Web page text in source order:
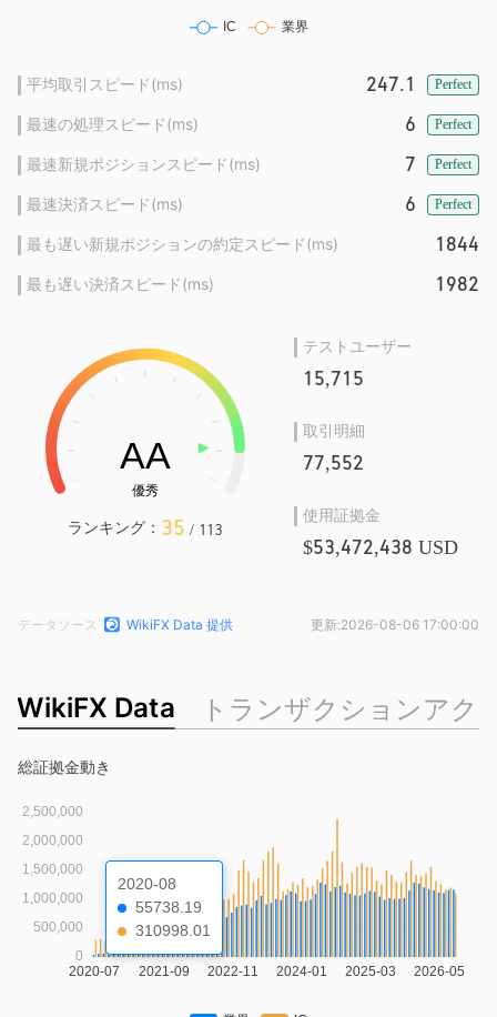
平均取引スピード(ms) 247.1 Perfect
最速の処理スピード(ms) 6 Perfect
最速新規ポジションスピード(ms) 7 Perfect
最速決済スピード(ms) 6 Perfect
最も遅い新規ポジションの約定スピード(ms) 1844
最も遅い決済スピード(ms) 1982
ランキング： 35 / 113
テストユーザー
15,715
取引明細
77,552
使用証拠金
$53,472,438 USD
データソース WikiFX Data 提供 更新:2026-08-06 17:00:00
WikiFX Data トランザクションアク
総証拠金動き
2020-08
55738.19
310998.01